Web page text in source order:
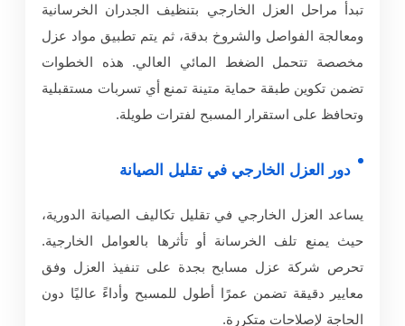
تبدأ مراحل العزل الخارجي بتنظيف الجدران الخرسانية
ومعالجة الفواصل والشروخ بدقة، ثم يتم تطبيق مواد عزل
مخصصة تتحمل الضغط المائي العالي. هذه الخطوات
تضمن تكوين طبقة حماية متينة تمنع أي تسربات مستقبلية
وتحافظ على استقرار المسبح لفترات طويلة.
دور العزل الخارجي في تقليل الصيانة
يساعد العزل الخارجي في تقليل تكاليف الصيانة الدورية،
حيث يمنع تلف الخرسانة أو تأثرها بالعوامل الخارجية.
تحرص شركة عزل مسابح بجدة على تنفيذ العزل وفق
معايير دقيقة تضمن عمرًا أطول للمسبح وأداءً عاليًا دون
الحاجة لإصلاحات متكررة.